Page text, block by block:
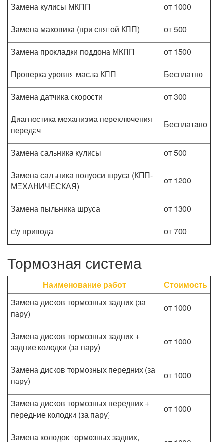
Замена кулисы МКПП
от 1000
Замена маховика (при снятой КПП)
от 500
Замена прокладки поддона МКПП
от 1500
Проверка уровня масла КПП
Бесплатно
Замена датчика скорости
от 300
Диагностика механизма переключения
передач
Бесплатaно
Замена сальника кулисы
от 500
Замена сальника полуоси шруса (КПП-
МЕХАНИЧЕСКАЯ)
от 1200
Замена пыльника шруса
от 1300
с\у привода
от 700
Тормозная система
Наименование работ
Стоимость
Замена дисков тормозных задних (за
пару)
от 1000
Замена дисков тормозных задних +
задние колодки (за пару)
от 1000
Замена дисков тормозных передних (за
пару)
от 1000
Замена дисков тормозных передних +
передние колодки (за пару)
от 1000
Замена колодок тормозных задних,